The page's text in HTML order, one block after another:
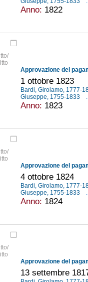
Anno: 1822
1 ottobre 1823
Bardi, Girolamo, 1777-
Giuseppe, 1755-1833
Anno: 1823
4 ottobre 1824
Bardi, Girolamo, 1777-
Giuseppe, 1755-1833
Anno: 1824
13 settembre